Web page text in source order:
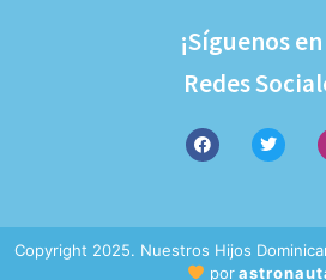
¡Síguenos
Redes
Copyright 2025. Nuestros Hijos
por